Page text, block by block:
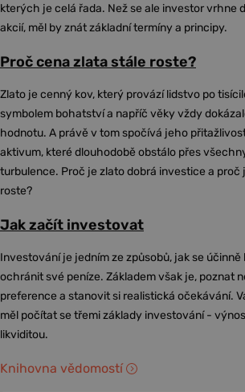
kterých je celá řada. Než se ale investor vrhne
akcií, měl by znát základní termíny a principy.
Proč cena zlata stále roste?
Zlato je cenný kov, který provází lidstvo po
symbolem bohatství a napříč věky vždy
hodnotu. A právě v tom spočívá jeho
aktivum, které dlouhodobě obstálo přes
turbulence. Proč je zlato dobrá investice a proč
roste?
Jak začít investovat
Investování je jedním ze způsobů, jak se
ochránit své peníze. Základem však je, poznat
preference a stanovit si realistická očekávání.
měl počítat se třemi základy investování -
likviditou.
Knihovna vědomostí